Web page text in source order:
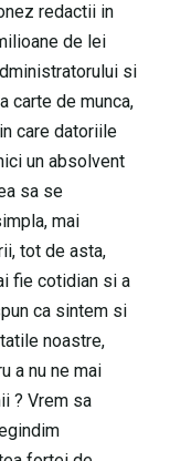
redactii in
de lei
si
carte de munca,
care datoriile
un absolvent
sa se
mai
tot de asta,
fie cotidian si a
ca sintem si
noastre,
a nu ne mai
? Vrem sa